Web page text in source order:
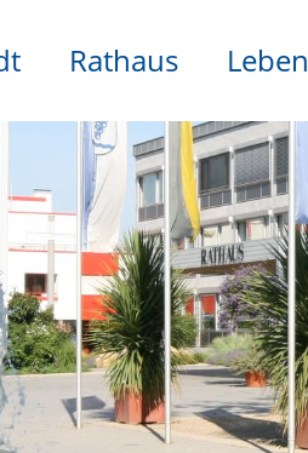
Rathaus Leben